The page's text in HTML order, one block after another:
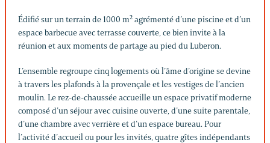
Édifié sur un terrain de 1000 m² agrémenté d’une piscine et d’un
espace barbecue avec terrasse couverte, ce bien invite à la
réunion et aux moments de partage au pied du Luberon.
L’ensemble regroupe cinq logements où l’âme d’origine se devine
à travers les plafonds à la provençale et les vestiges de l’ancien
moulin. Le rez-de-chaussée accueille un espace privatif moderne
composé d’un séjour avec cuisine ouverte, d’une suite parentale,
d’une chambre avec verrière et d’un espace bureau. Pour
l’activité d’accueil ou pour les invités, quatre gîtes indépendants